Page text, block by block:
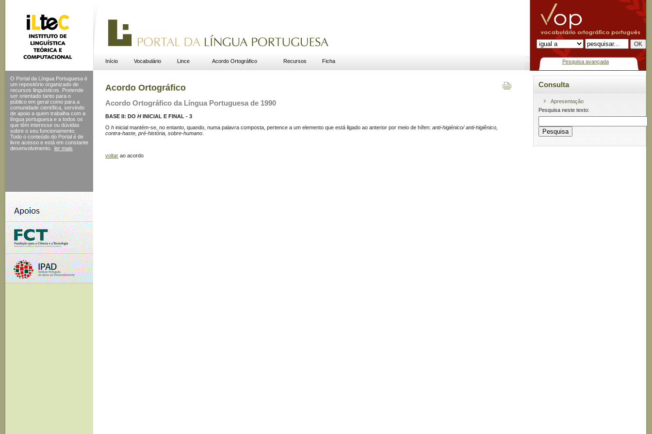
Início Vocabulário Lince Acordo Ortográfico Recursos Ficha Pesquisa avançada
O Portal da Língua Portuguesa é
um repositório organizado de
recursos linguísticos. Pretende
ser orientado tanto para o
público em geral como para a
comunidade científica, servindo
de apoio a quem trabalha com a
língua portuguesa e a todos os
que têm interesse ou dúvidas
sobre o seu funcionamento.
Todo o conteúdo do Portal é de
livre acesso e está em constante
desenvolvimento.
ler mais
Acordo Ortográfico
Acordo Ortográfico da Língua Portuguesa de 1990
BASE II: DO H INICIAL E FINAL - 3
O h inicial mantém-se, no entanto, quando, numa palavra composta, pertence a um elemento que está ligado ao anterior por meio de hífen: anti-higiénico/ anti-higiênico,
contra-haste, pré-história, sobre-humano
voltar ao acordo
Consulta
Apresentação
Pesquisa neste texto: